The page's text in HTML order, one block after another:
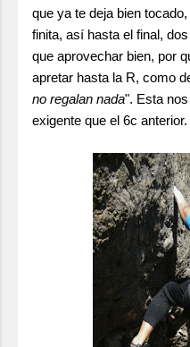
que ya te deja bien
finita, así hasta el final,
que aprovechar bien, por
apretar hasta la R, como
no regalan nada". Esta
exigente que el 6c anterior.